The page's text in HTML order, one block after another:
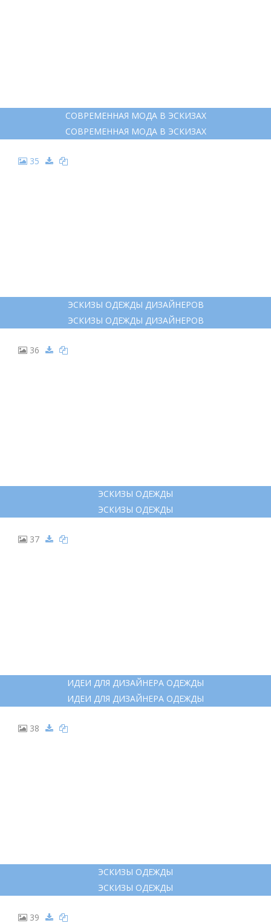
СОВРЕМЕННАЯ МОДА В ЭСКИЗАХ
СОВРЕМЕННАЯ МОДА В ЭСКИЗАХ
35
ЭСКИЗЫ ОДЕЖДЫ ДИЗАЙНЕРОВ
ЭСКИЗЫ ОДЕЖДЫ ДИЗАЙНЕРОВ
36
ЭСКИЗЫ ОДЕЖДЫ
ЭСКИЗЫ ОДЕЖДЫ
37
ИДЕИ ДЛЯ ДИЗАЙНЕРА ОДЕЖДЫ
ИДЕИ ДЛЯ ДИЗАЙНЕРА ОДЕЖДЫ
38
ЭСКИЗЫ ОДЕЖДЫ
ЭСКИЗЫ ОДЕЖДЫ
39